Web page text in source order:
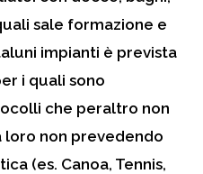
sale formazione e
impianti è prevista
i quali sono
che peraltro non
non prevedendo
(es. Canoa, Tennis,